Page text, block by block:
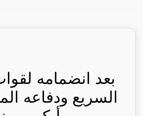
بعد انضمامه
السريع ودفاعه